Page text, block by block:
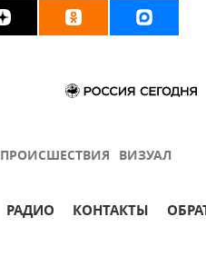
ПРОИСШЕСТВИЯ ВИЗУАЛ
РАДИО КОНТАКТЫ